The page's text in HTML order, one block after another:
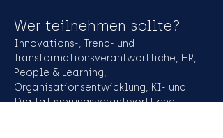
Wer teilnehmen sollte?
Innovations-, Trend- und
Transformationsverantwortliche, HR,
People & Learning,
Organisationsentwicklung, KI- und
Digitalisierungsverantwortliche,